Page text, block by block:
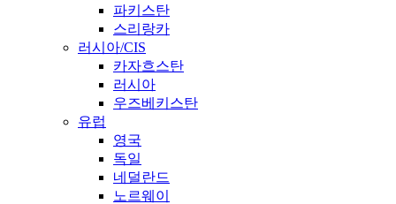
파키스탄
스리랑카
러시아/CIS
카자흐스탄
러시아
우즈베키스탄
유럽
영국
독일
네덜란드
노르웨이